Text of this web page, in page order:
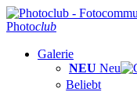
Photoclub
Galerie
NEU Neu
Beliebt